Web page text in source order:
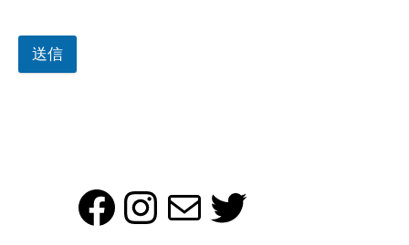
送信
Facebook
Instagram
メールTwitter